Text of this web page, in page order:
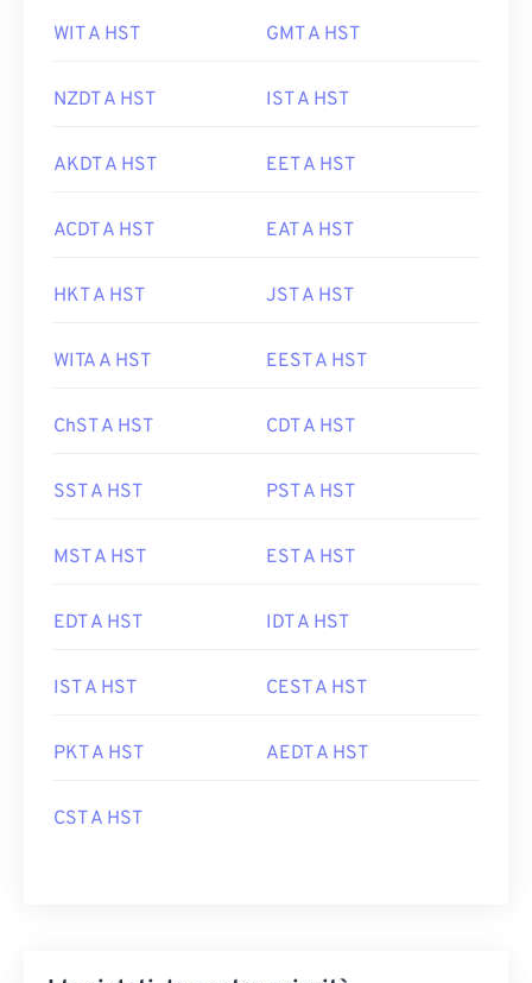
WIT A HST GMT A HST
NZDT A HST IST A HST
AKDT A HST EET A HST
ACDT A HST EAT A HST
HKT A HST JST A HST
WITA A HST EEST A HST
ChST A HST CDT A HST
SST A HST PST A HST
MST A HST EST A HST
EDT A HST IDT A HST
IST A HST CEST A HST
PKT A HST AEDT A HST
CST A HST